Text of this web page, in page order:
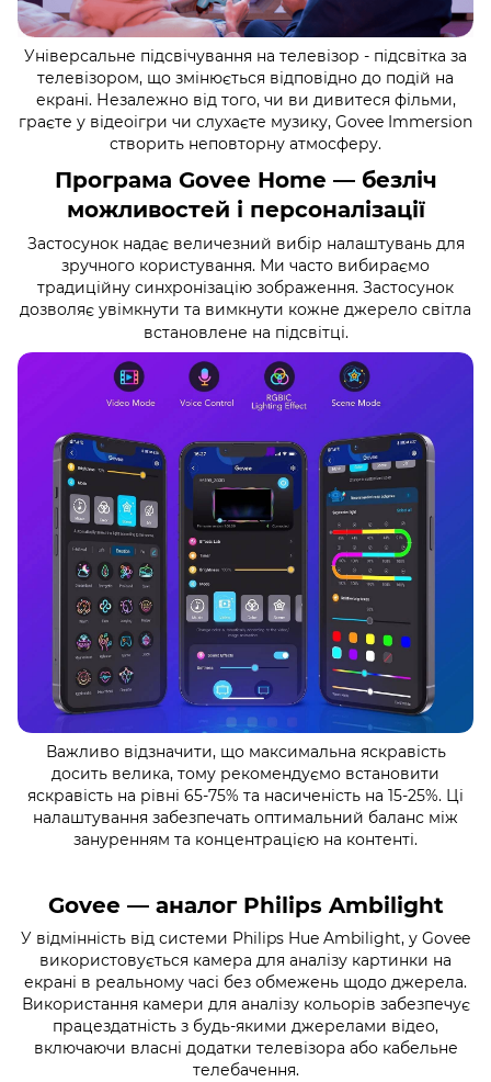
Універсальне підсвічування на телевізор - підсвітка за
телевізором, що змінюється відповідно до подій на
екрані. Незалежно від того, чи ви дивитеся фільми,
граєте у відеоігри чи слухаєте музику, Govee Immersion
створить неповторну атмосферу.
Програма Govee Home — безліч
можливостей і персоналізації
Застосунок надає величезний вибір налаштувань для
зручного користування. Ми часто вибираємо
традиційну синхронізацію зображення. Застосунок
дозволяє увімкнути та вимкнути кожне джерело світла
встановлене на підсвітці.
Важливо відзначити, що максимальна яскравість
досить велика, тому рекомендуємо встановити
яскравість на рівні 65-75% та насиченість на 15-25%. Ці
налаштування забезпечать оптимальний баланс між
зануренням та концентрацією на контенті.
Govee — аналог Philips Ambilight
У відмінність від системи Philips Hue Ambilight, у Govee
використовується камера для аналізу картинки на
екрані в реальному часі без обмежень щодо джерела.
Використання камери для аналізу кольорів забезпечує
працездатність з будь-якими джерелами відео,
включаючи власні додатки телевізора або кабельне
телебачення.